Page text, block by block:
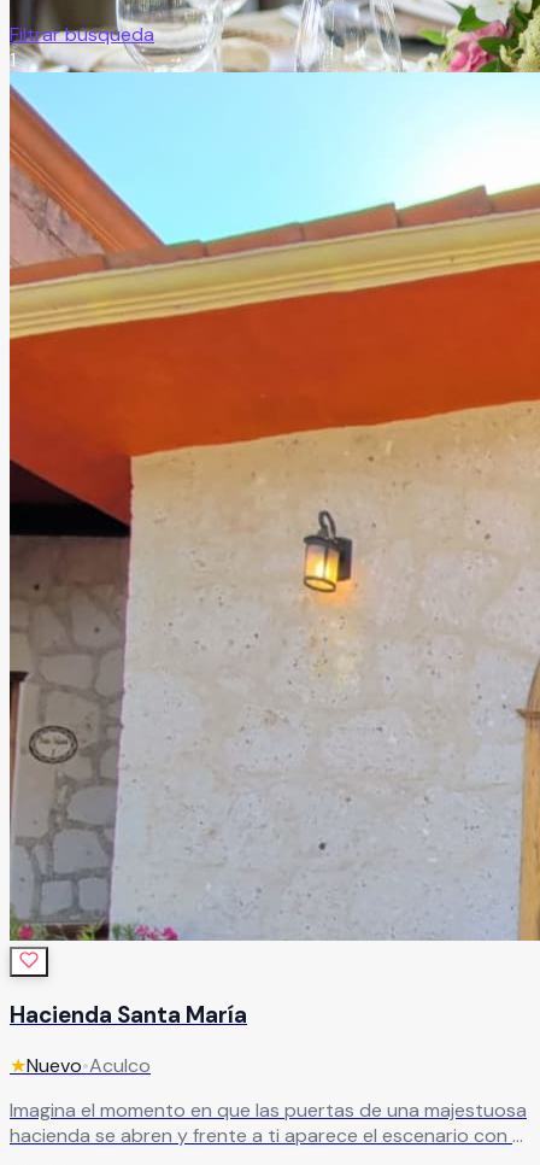
Filtrar búsqueda
1
Hacienda Santa María
★Nuevo•Aculco
Imagina el momento en que las puertas de una majestuosa
hacienda se abren y frente a ti aparece el escenario con el